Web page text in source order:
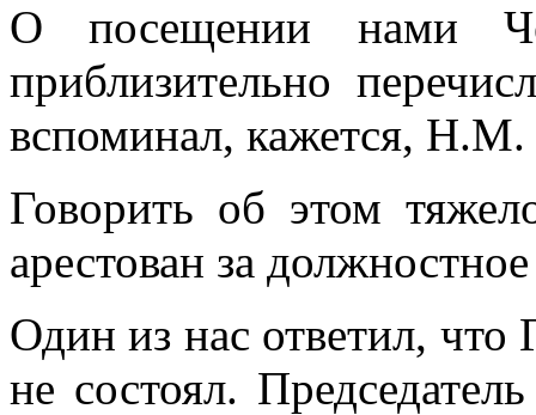
О посещении нами
приблизительно
вспоминал, кажется,
Говорить об этом
арестован за
Один из нас ответил,
не состоял.